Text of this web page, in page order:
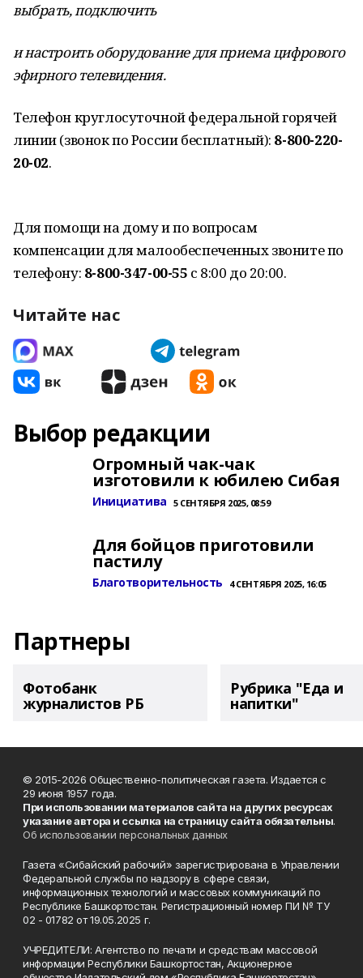
выбрать, подключить
и настроить оборудование для приема цифрового
эфирного телевидения.
Телефон круглосуточной федеральной горячей
линии (звонок по России бесплатный): 8-800-220-
20-02.
Для помощи на дому и по вопросам
компенсации для малообеспеченных звоните по
телефону: 8-800-347-00-55 с 8:00 до 20:00.
Читайте нас
Выбор редакции
Огромный чак-чак
изготовили к юбилею Сибая
Инициатива 5 СЕНТЯБРЯ 2025, 08:59
Для бойцов приготовили
пастилу
Благотворительность 4 СЕНТЯБРЯ 2025, 16:05
Партнеры
Фотобанк
журналистов РБ
Рубрика "Еда и
напитки"
© 2015-2026 Общественно-политическая газета. Издается с
29 июня 1957 года.
При использовании материалов сайта на других ресурсах
указание автора и ссылка на страницу сайта обязательны.
Об использовании персональных данных
Газета «Сибайский рабочий» зарегистрирована в Управлении
Федеральной службы по надзору в сфере связи,
информационных технологий и массовых коммуникаций по
Республике Башкортостан. Регистрационный номер ПИ № ТУ
02 - 01782 от 19.05.2025 г.
УЧРЕДИТЕЛИ: Агентство по печати и средствам массовой
информации Республики Башкортостан, Акционерное